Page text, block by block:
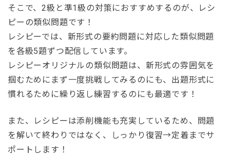
そこで、2級と準1級の対策におすすめするのが、レシ
ピーの類似問題です！
レシピーでは、新形式の要約問題に対応した類似問題
を各級5題ずつ配信しています。
レシピーオリジナルの類似問題は、新形式の雰囲気を
掴むためにまず一度挑戦してみるのにも、出題形式に
慣れるために繰り返し練習するのにも最適です！
また、レシピーは添削機能も充実しているため、問題
を解いて終わりではなく、しっかり復習→定着までサ
ポートします！